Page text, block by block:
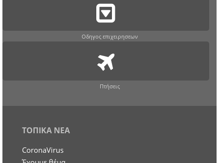
Οδηγος επιχειρησεων
Πτήσεις
ΤΟΠΙΚΑ ΝΕΑ
CoronaVirus